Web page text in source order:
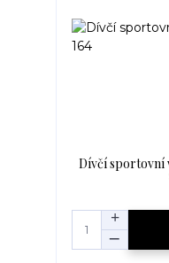
Dívčí sportovní